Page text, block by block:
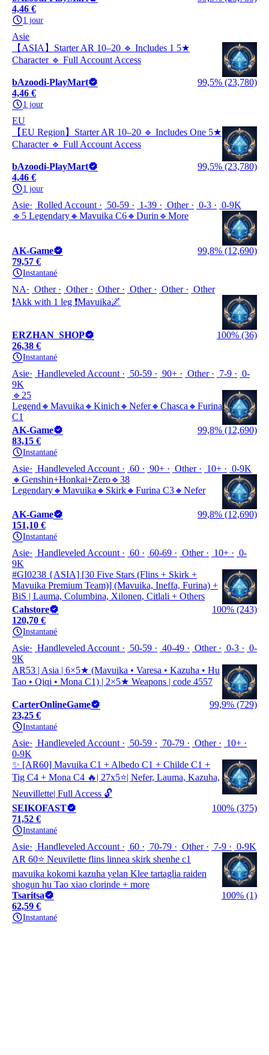
4,46 €
1 jour
Asie
【ASIA】Starter AR 10–20 🔹 Includes 1 5★
Character 🔹 Full Account Access
bAzoodi-PlayMart
99,5% (23,780)
4,46 €
1 jour
EU
【EU Region】Starter AR 10–20 🔹 Includes One 5★
Character 🔹 Full Account Access
bAzoodi-PlayMart
99,5% (23,780)
4,46 €
1 jour
Asie Rolled Account 50-59 1-39 Other 0-3
0-9K
🔹5 Legendary🔸Mavuika C6🔸Durin🔹More
AK-Game
99,8% (12,690)
79,57 €
Instantané
NA Other Other Other Other Other
Other
❗Akk with 1 leg ❗Mavuika🌌
ERZHAN_SHOP
100% (36)
26,38 €
Instantané
Asie Handleveled Account 50-59 90+ Other 7-9
0-
9K
🔹25
Legend🔸Mavuika🔸Kinich🔸Nefer🔸Chasca🔸Furina
C1
AK-Game
99,8% (12,690)
83,15 €
Instantané
Asie Handleveled Account 60 90+ Other 10+
0-9K
🔸Genshin+Honkai+Zero🔹38
Legendary🔸Mavuika🔸Skirk🔸Furina C3🔸Nefer
AK-Game
99,8% (12,690)
151,10 €
Instantané
Asie Handleveled Account 60 60-69 Other 10+
0-
9K
#GI0238 {ASIA] [30 Five Stars (Flins + Skirk +
Mavuika Premium Team)] (Mavuika, Ineffa, Furina) +
BiS | Lauma, Columbina, Xilonen, Citlali + Others
Cahstore
100% (243)
120,70 €
Instantané
Asie Handleveled Account 50-59 40-49 Other 0-3
0-
9K
AR53 | Asia | 6×5★ (Mavuika • Varesa • Kazuha • Hu
Tao • Qiqi • Mona C1) | 2×5★ Weapons | code 4557
CarterOnlineGame
99,9% (729)
23,25 €
Instantané
Asie Handleveled Account 50-59 70-79 Other
10+
0-9K
✨ [AR60] Mavuika C1 + Albedo C1 + Childe C1 +
Tig C4 + Mona C4 🔥| 27x5⭐| Nefer, Lauma, Kazuha,
Neuvillette| Full Access 🔓
SEIKOFAST
100% (375)
71,52 €
Instantané
Asie Handleveled Account 60 70-79 Other 7-9
0-9K
AR 60⭐️ Neuvilette flins linnea skirk shenhe c1
mavuika kokomi kazuha yelan Klee tartaglia raiden
shogun hu Tao xiao clorinde + more
Tsaritsa
100% (1)
62,59 €
Instantané